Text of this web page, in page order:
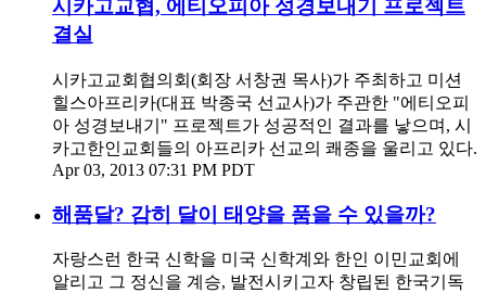
시카고교협, 에티오피아 성경보내기 프로젝트
결실
시카고교회협의회(회장 서창권 목사)가 주최하고 미션
힐스아프리카(대표 박종국 선교사)가 주관한 "에티오피
아 성경보내기" 프로젝트가 성공적인 결과를 낳으며, 시
카고한인교회들의 아프리카 선교의 쾌종을 울리고 있다.
Apr 03, 2013 07:31 PM PDT
해품달? 감히 달이 태양을 품을 수 있을까?
자랑스런 한국 신학을 미국 신학계와 한인 이민교회에
알리고 그 정신을 계승, 발전시키고자 창립된 한국기독